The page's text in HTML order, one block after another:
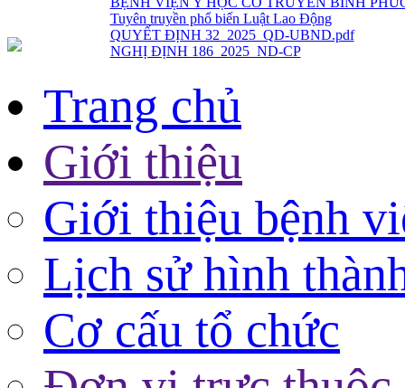
Trang chủ
Giới thiệu
Giới thiệu bệnh
Lịch sử hình
Cơ cấu tổ chức
NGHỊ ĐỊNH 186_2025_ND-CP